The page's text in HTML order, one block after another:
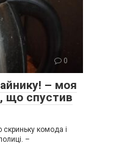
0
– моя
що спустив
комода і
–